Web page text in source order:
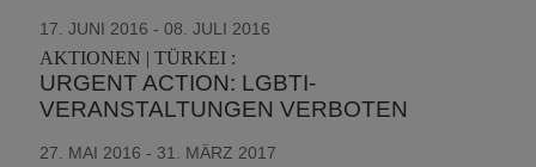
17. JUNI 2016 - 08. JULI 2016
AKTIONEN | TÜRKEI :
URGENT ACTION: LGBTI-
VERANSTALTUNGEN VERBOTEN
27. MAI 2016 - 31. MÄRZ 2017